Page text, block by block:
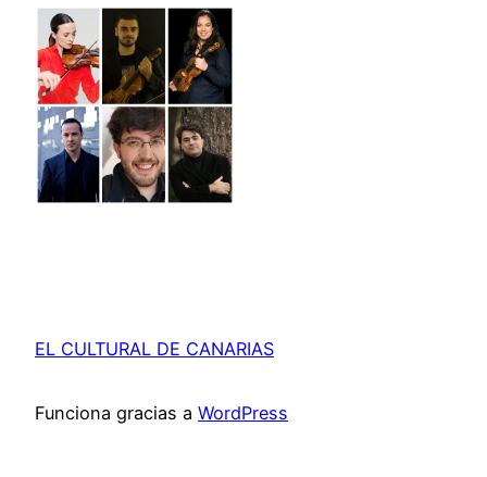
EL CULTURAL DE CANARIAS
Funciona gracias a WordPress